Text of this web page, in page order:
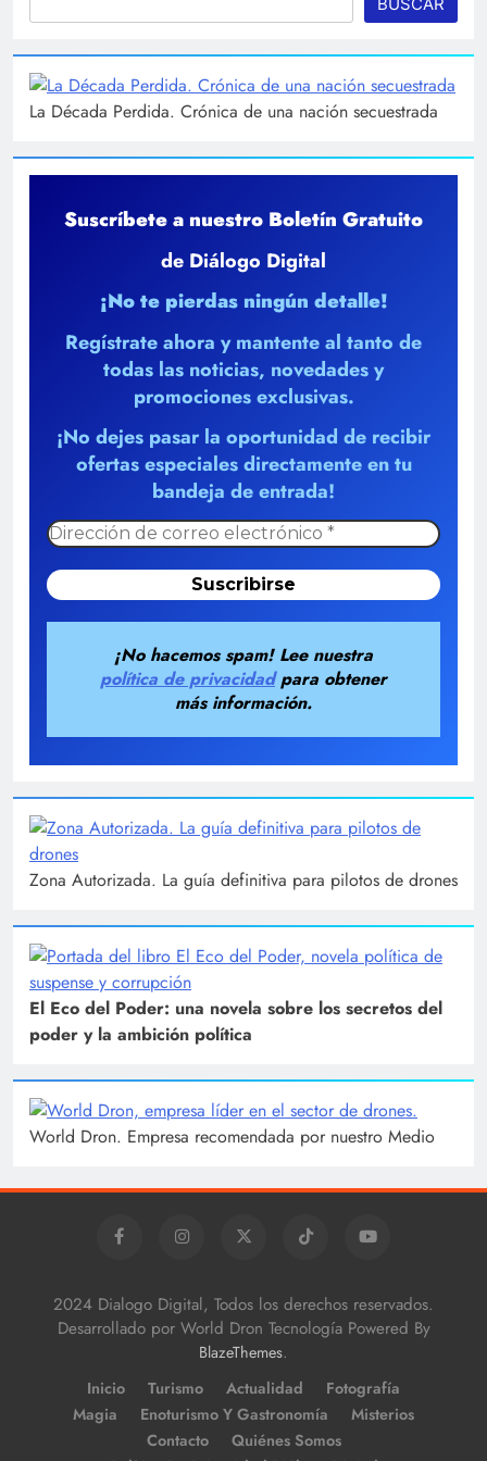
BUSCAR
La Década Perdida. Crónica de una nación secuestrada
Suscríbete a nuestro Boletín Gratuito
de Diálogo Digital
¡No te pierdas ningún detalle!
Regístrate ahora y mantente al tanto de
todas las noticias, novedades y
promociones exclusivas.
¡No dejes pasar la oportunidad de recibir
ofertas especiales directamente en tu
bandeja de entrada!
¡No hacemos spam! Lee nuestra
política de privacidadpara obtener
más información.
Zona Autorizada. La guía definitiva para pilotos de drones
El Eco del Poder: una novela sobre los secretos del
poder y la ambición política
World Dron. Empresa recomendada por nuestro Medio
2024 Dialogo Digital, Todos los derechos reservados.
Desarrollado por World Dron Tecnología Powered By
BlazeThemes.
Inicio Turismo Actualidad
Fotografía
Magia
Enoturismo Y Gastronomía
Misterios
Contacto
Quiénes Somos